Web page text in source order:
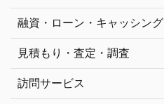
融資・ローン・キャッシング
見積もり・査定・調査
訪問サービス